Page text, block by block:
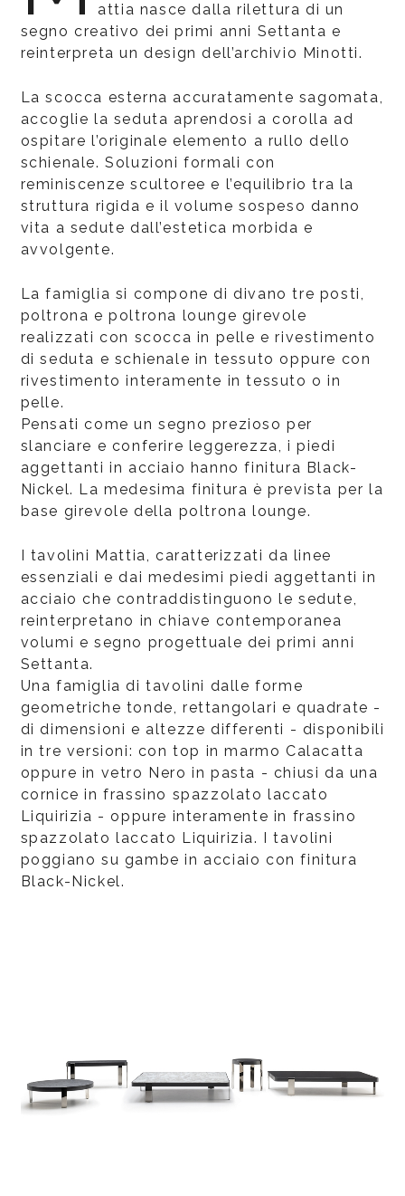
attia nasce dalla rilettura di un
segno creativo dei primi anni Settanta e
reinterpreta un design dell’archivio Minotti.
La scocca esterna accuratamente sagomata,
accoglie la seduta aprendosi a corolla ad
ospitare l’originale elemento a rullo dello
schienale. Soluzioni formali con
reminiscenze scultoree e l’equilibrio tra la
struttura rigida e il volume sospeso danno
vita a sedute dall’estetica morbida e
avvolgente.
La famiglia si compone di divano tre posti,
poltrona e poltrona lounge girevole
realizzati con scocca in pelle e rivestimento
di seduta e schienale in tessuto oppure con
rivestimento interamente in tessuto o in
pelle.
Pensati come un segno prezioso per
slanciare e conferire leggerezza, i piedi
aggettanti in acciaio hanno finitura Black-
Nickel. La medesima finitura è prevista per la
base girevole della poltrona lounge.
I tavolini Mattia, caratterizzati da linee
essenziali e dai medesimi piedi aggettanti in
acciaio che contraddistinguono le sedute,
reinterpretano in chiave contemporanea
volumi e segno progettuale dei primi anni
Settanta.
Una famiglia di tavolini dalle forme
geometriche tonde, rettangolari e quadrate -
di dimensioni e altezze differenti - disponibili
in tre versioni: con top in marmo Calacatta
oppure in vetro Nero in pasta - chiusi da una
cornice in frassino spazzolato laccato
Liquirizia - oppure interamente in frassino
spazzolato laccato Liquirizia. I tavolini
poggiano su gambe in acciaio con finitura
Black-Nickel.